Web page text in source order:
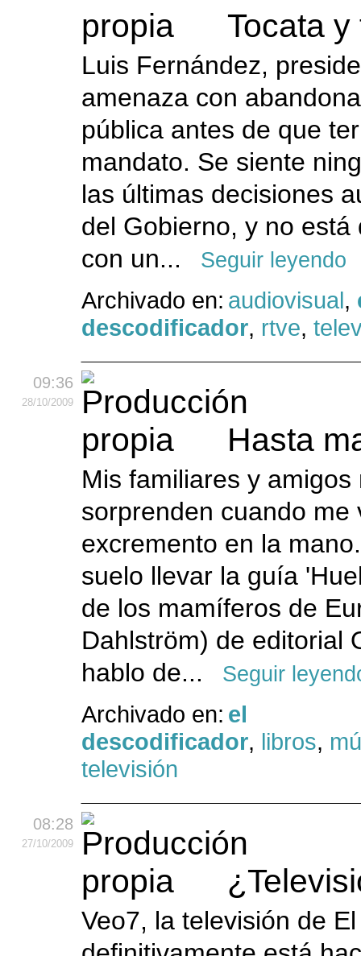
Tocata y
Luis Fernández,
amenaza con
pública antes de que
mandato. Se siente
las últimas decisiones
del Gobierno, y no está
con un...
Seguir leyendo
Archivado en: audiovisual,
descodificador, rtve,
09:36
28/10/2009
Hasta
Mis familiares y amigos
sorprenden cuando me
excremento en la
suelo llevar la guía
de los mamíferos de
Dahlström) de editorial
hablo de...
Seguir
Archivado en: el
descodificador, libros,
televisión
08:28
27/10/2009
Veo7, la televisión de